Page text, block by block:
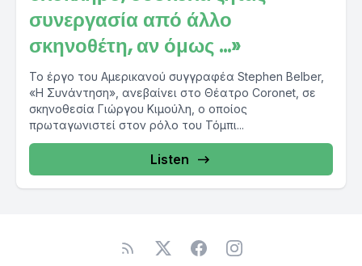
συνεργασία από άλλο
σκηνοθέτη, αν όμως …»
Το έργο του Αμερικανού συγγραφέα Stephen Belber,
«Η Συνάντηση», ανεβαίνει στο Θέατρο Coronet, σε
σκηνοθεσία Γιώργου Κιμούλη, ο οποίος
πρωταγωνιστεί στον ρόλο του Τόμπι...
Listen